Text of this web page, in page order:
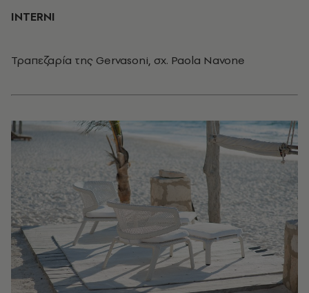
ΙΝΤΕRNI
Τραπεζαρία της Gervasoni, σχ. Paola Navone